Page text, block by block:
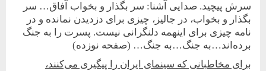
سرش پیچید. صدایی آشنا: سر بگذار و بخواب آفاق… سر
بگذار و بخواب، در جالیز، چیزی برای دزدیدن نمانده و در
نامه چیزی برای اینهمه دلنگرانی نیست. پسرت را به جنگ
برده‌اند…به جنگ…به جنگ… (صفحه نوزده)
برای مخاطبانی که سینمای ایران را پیگیری می‌کنند،